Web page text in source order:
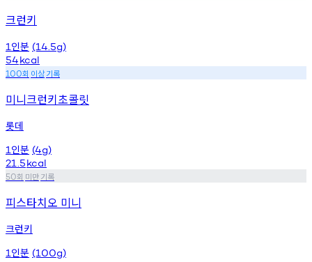
크런키
1 인분 (14.5g)
54kcal
100회 이상기록
미니크런키초콜릿
롯데
1 인분 (4g)
21.5kcal
50회 미만기록
피스타치오 미니
크런키
1 인분 (100g)